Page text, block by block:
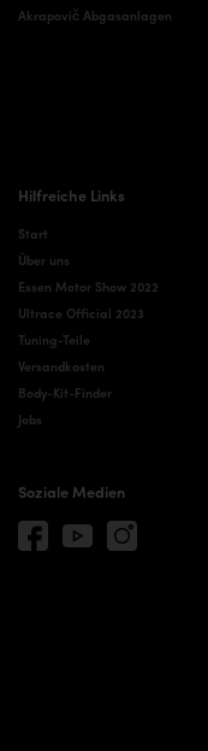
Akrapovič Abgasanlagen
Hilfreiche Links
Start
Über uns
Essen Motor Show 2022
Ultrace Official 2023
Tuning-Teile
Versandkosten
Body-Kit-Finder
Jobs
Soziale Medien